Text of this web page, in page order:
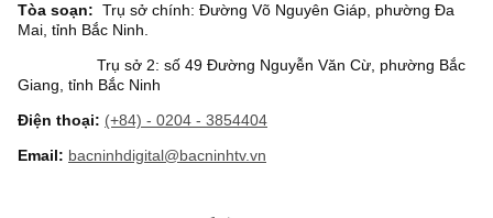
Tòa soạn: Trụ sở chính: Đường Võ Nguyên Giáp, phường Đa
Mai, tỉnh Bắc Ninh.
Trụ sở 2: số 49 Đường Nguyễn Văn Cừ, phường Bắc
Giang, tỉnh Bắc Ninh
Điện thoại: (+84) - 0204 - 3854404
Email: bacninhdigital@bacninhtv.vn